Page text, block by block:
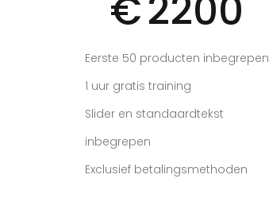
€2200
Eerste 50 producten inbegrepen
1 uur gratis training
Slider en standaardtekst
inbegrepen
Exclusief betalingsmethoden